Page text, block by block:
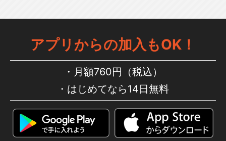
アプリからの加入もOK！
月額760円（税込）
はじめてなら14日無料